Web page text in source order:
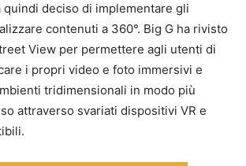
quindi deciso di implementare gli
contenuti a 360°. Big G ha rivisto
View per permettere agli utenti di
i propri video e foto immersivi e
tridimensionali in modo più
attraverso svariati dispositivi VR e